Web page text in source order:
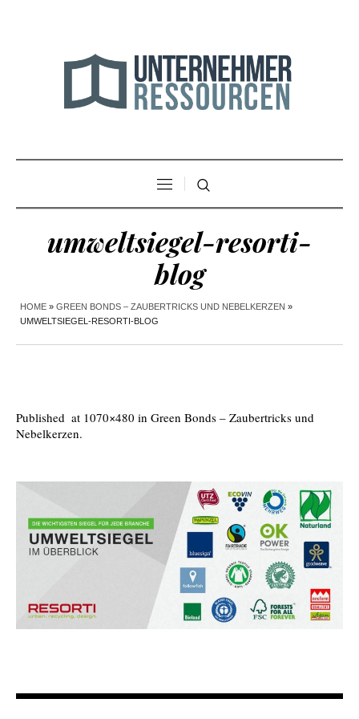
umweltsiegel-resorti-
blog
HOME » GREEN BONDS – ZAUBERTRICKS UND NEBELKERZEN »
UMWELTSIEGEL-RESORTI-BLOG
Published at 1070×480 in Green Bonds – Zaubertricks und
Nebelkerzen.